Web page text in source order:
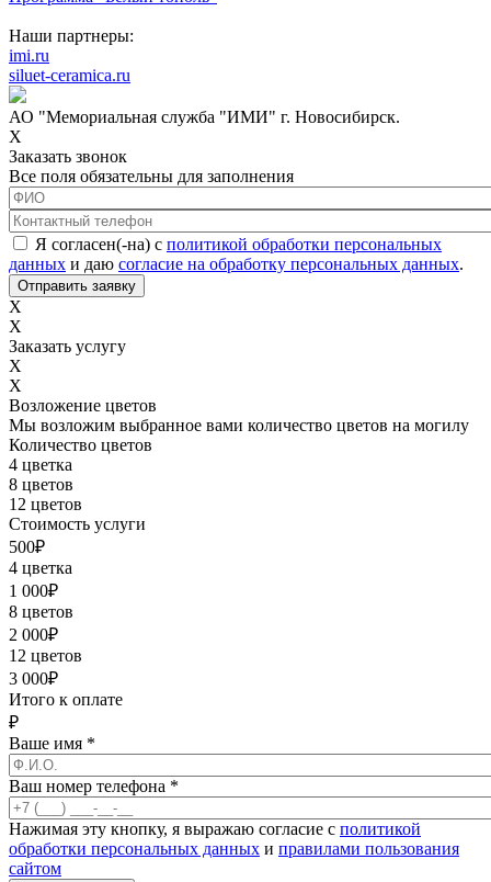
Наши партнеры:
imi.ru
siluet-ceramica.ru
АО "Мемориальная служба "ИМИ" г. Новосибирск.
X
Заказать звонок
Все поля обязательны для заполнения
ФИО
Контактный телефон
Соглашение с обработкой данных*
Я согласен(-на) с политикой обработки персональных
данных и даю согласие на обработку персональных данных.
X
X
Заказать услугу
X
X
Возложение цветов
Мы возложим выбранное вами количество цветов на могилу
Количество цветов
4 цветка
8 цветов
12 цветов
Стоимость услуги
500₽
4 цветка
1 000₽
8 цветов
2 000₽
12 цветов
3 000₽
Итого к оплате
₽
Ваше имя *
Ваш номер телефона *
Нажимая эту кнопку, я выражаю согласие с политикой
обработки персональных данных и правилами пользования
сайтом